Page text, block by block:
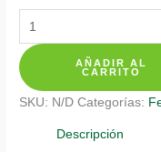
Fertilizante
De
Inductor
de
Resistencia
cantidad
AÑADIR AL
CARRITO
SKU: N/D Categorías:
Descripción